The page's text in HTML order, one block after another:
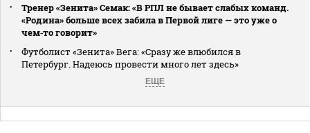
Тренер «Зенита» Семак: «В РПЛ не бывает слабых команд.
«Родина» больше всех забила в Первой лиге — это уже о
чем‑то говорит»
Футболист «Зенита» Вега: «Сразу же влюбился в
Петербург. Надеюсь провести много лет здесь»
ЕЩЕ